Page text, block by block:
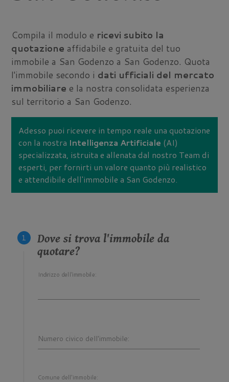
Compila il modulo e ricevi subito la
quotazione affidabile e gratuita del tuo
immobile a San Godenzo a San Godenzo. Quota
l'immobile secondo i dati ufficiali del mercato
immobiliare e la nostra consolidata esperienza
sul territorio a San Godenzo.
Adesso puoi ricevere in tempo reale una quotazione
con la nostra Intelligenza Artificiale (AI)
specializzata, istruita e allenata dal nostro Team di
esperti, per fornirti un valore quanto più realistico
e attendibile dell'immobile a San Godenzo.
Dove si trova l'immobile da
quotare?
Indirizzo dell'immobile:
Numero civico dell'immobile:
Comune dell'immobile: